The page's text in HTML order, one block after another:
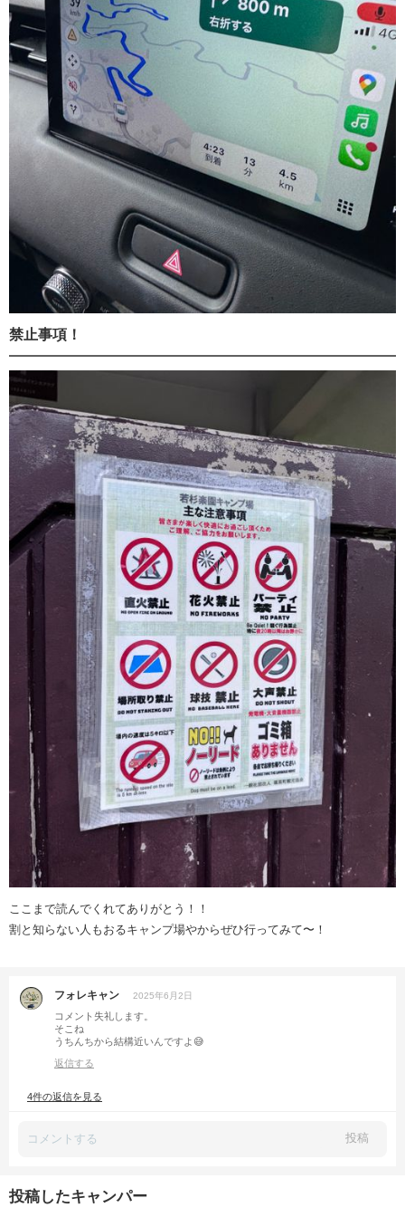
禁止事項！
ここまで読んでくれてありがとう！！
割と知らない人もおるキャンプ場やからぜひ行ってみて〜！
フォレキャン 2025年6月2日
コメント失礼します。
そこね
うちんちから結構近いんですよ😅
返信する
4件の返信を見る
投稿
投稿したキャンパー